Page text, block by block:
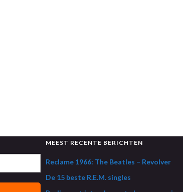
MEEST RECENTE BERICHTEN
Reclame 1966: The Beatles – Revolver
De 15 beste R.E.M. singles